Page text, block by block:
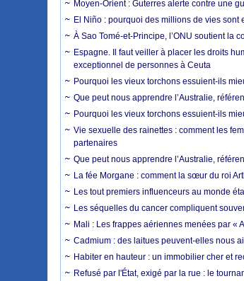
Moyen-Orient : Guterres alerte contre une
El Niño : pourquoi des millions de vies sont
À Sao Tomé-et-Principe, l’ONU soutient la
Espagne. Il faut veiller à placer les droits
exceptionnel de personnes à Ceuta
Pourquoi les vieux torchons essuient-ils
Que peut nous apprendre l’Australie,
Pourquoi les vieux torchons essuient-ils
Vie sexuelle des rainettes : comment les
partenaires
Que peut nous apprendre l’Australie,
La fée Morgane : comment la sœur du roi
Les tout premiers influenceurs au monde
Les séquelles du cancer compliquent
Mali : Les frappes aériennes menées par «
Cadmium : des laitues peuvent-elles nous
Habiter en hauteur : un immobilier cher et
Refusé par l'État, exigé par la rue : le